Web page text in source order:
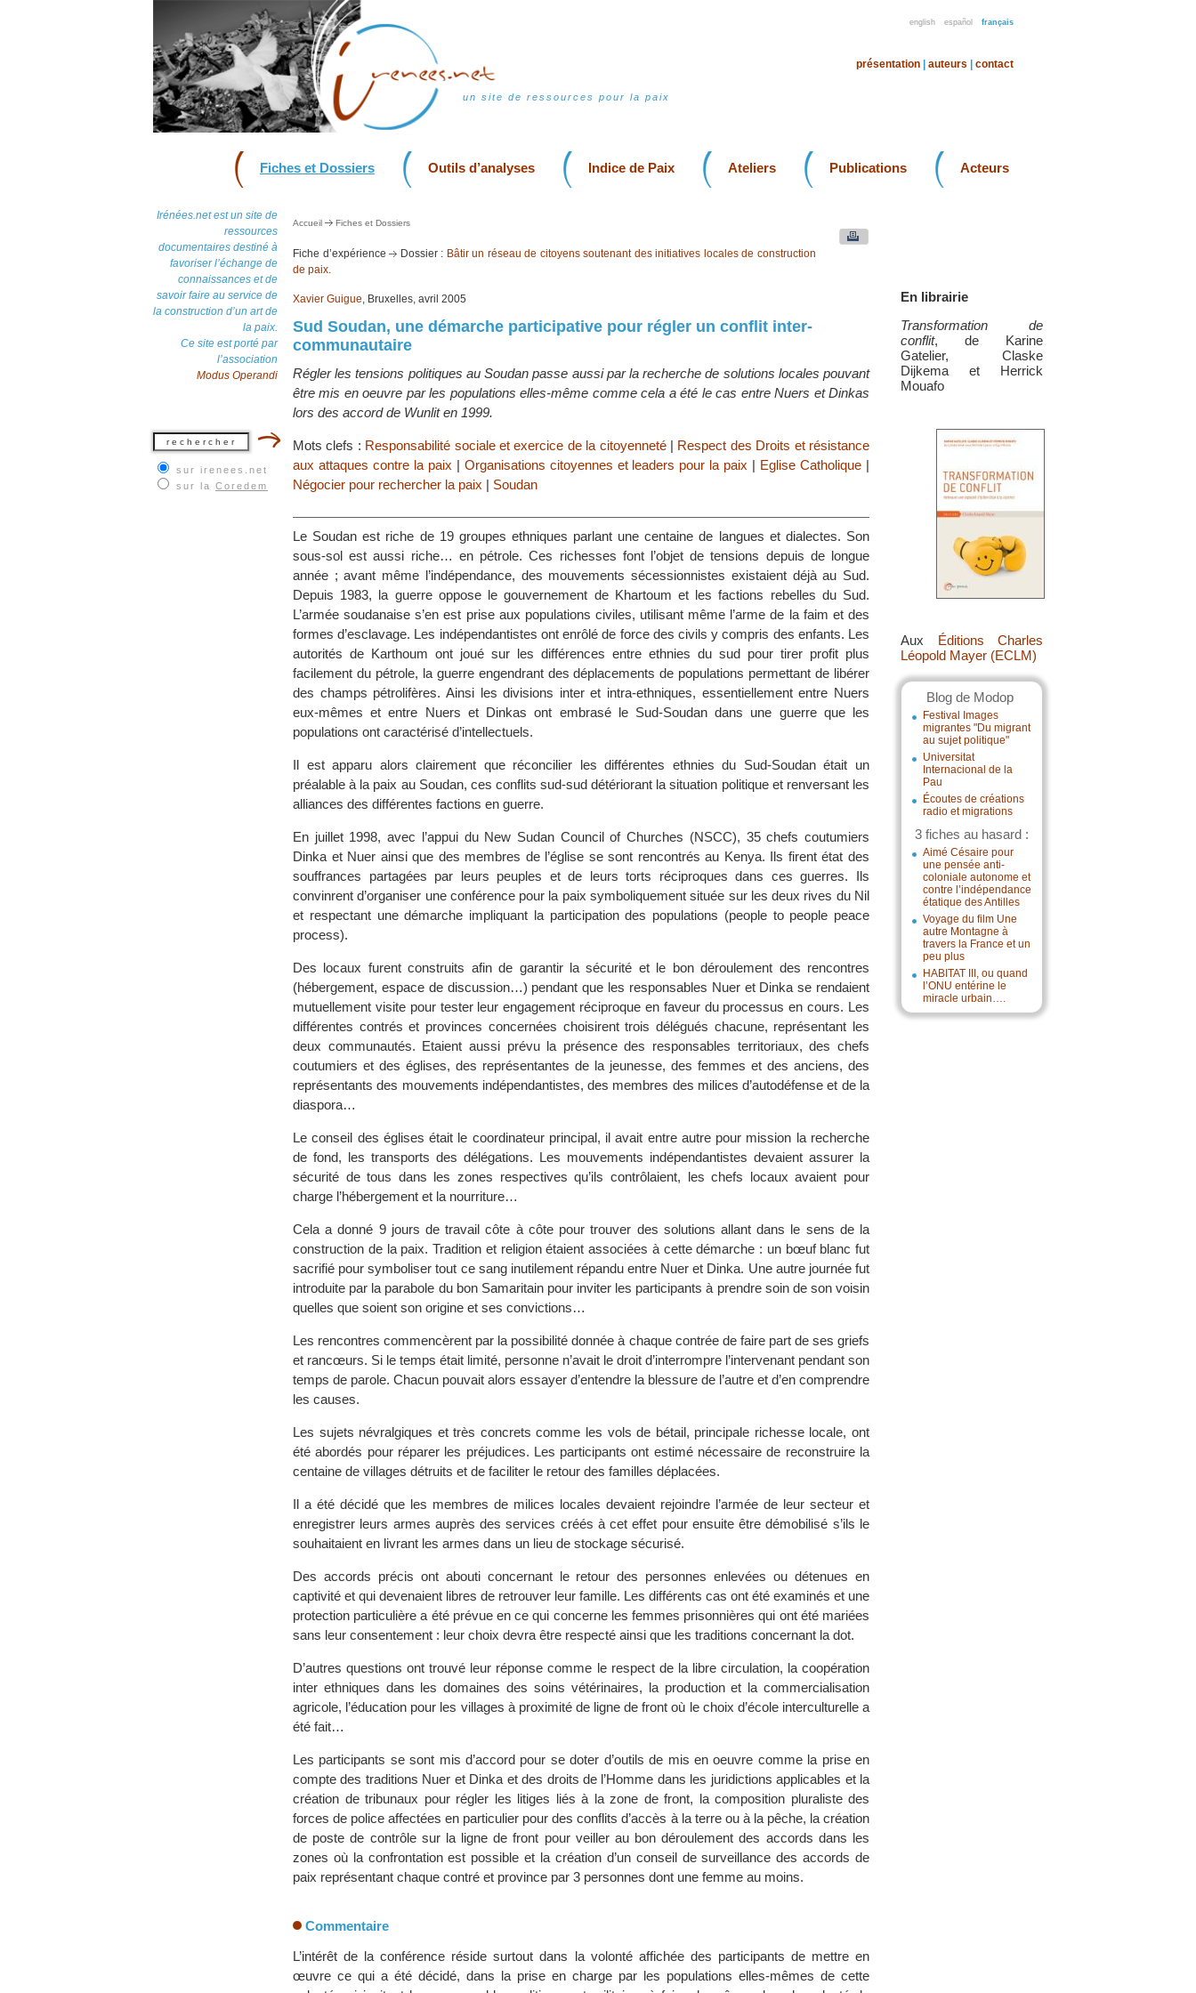
english español français
un site de ressources pour la paix
présentation auteurs contact
Fiches et Dossiers Outils d’analyses Indice de Paix Ateliers Publications Acteurs
Irénées.net est un site de
ressources
documentaires destiné à
favoriser l’échange de
connaissances et de
savoir faire au service de
la construction d’un art de
la paix.
Ce site est porté par
l’association
Modus Operandi
sur irenees.net
sur la Coredem
En librairie
Transformation de
conflit, de Karine
Gatelier, Claske
Dijkema et Herrick
Mouafo
Aux Éditions Charles
Léopold Mayer (ECLM)
Blog de Modop
Festival Images
migrantes "Du migrant
au sujet politique"
Universitat
Internacional de la
Pau
Écoutes de créations
radio et migrations
3 fiches au hasard :
Aimé Césaire pour
une pensée anti-
coloniale autonome et
contre l’indépendance
étatique des Antilles
Voyage du film Une
autre Montagne à
travers la France et un
peu plus
HABITAT III, ou quand
l’ONU entérine le
miracle urbain….
Accueil Fiches et Dossiers
Fiche d’expérience Dossier : Bâtir un réseau de citoyens soutenant des initiatives locales de construction
de paix.
Xavier Guigue, Bruxelles, avril 2005
Sud Soudan, une démarche participative pour régler un conflit inter-
communautaire
Régler les tensions politiques au Soudan passe aussi par la recherche de solutions locales pouvant
être mis en oeuvre par les populations elles-même comme cela a été le cas entre Nuers et Dinkas
lors des accord de Wunlit en 1999.
Mots clefs : Responsabilité sociale et exercice de la citoyenneté| Respect des Droits et résistance
aux attaques contre la paix | Organisations citoyennes et leaders pour la paix | Eglise Catholique |
Négocier pour rechercher la paix | Soudan
Le Soudan est riche de 19 groupes ethniques parlant une centaine de langues et dialectes. Son
sous-sol est aussi riche… en pétrole. Ces richesses font l’objet de tensions depuis de longue
année ; avant même l’indépendance, des mouvements sécessionnistes existaient déjà au Sud.
Depuis 1983, la guerre oppose le gouvernement de Khartoum et les factions rebelles du Sud.
L’armée soudanaise s’en est prise aux populations civiles, utilisant même l’arme de la faim et des
formes d’esclavage. Les indépendantistes ont enrôlé de force des civils y compris des enfants. Les
autorités de Karthoum ont joué sur les différences entre ethnies du sud pour tirer profit plus
facilement du pétrole, la guerre engendrant des déplacements de populations permettant de libérer
des champs pétrolifères. Ainsi les divisions inter et intra-ethniques, essentiellement entre Nuers
eux-mêmes et entre Nuers et Dinkas ont embrasé le Sud-Soudan dans une guerre que les
populations ont caractérisé d’intellectuels.
Il est apparu alors clairement que réconcilier les différentes ethnies du Sud-Soudan était un
préalable à la paix au Soudan, ces conflits sud-sud détériorant la situation politique et renversant les
alliances des différentes factions en guerre.
En juillet 1998, avec l’appui du New Sudan Council of Churches (NSCC), 35 chefs coutumiers
Dinka et Nuer ainsi que des membres de l’église se sont rencontrés au Kenya. Ils firent état des
souffrances partagées par leurs peuples et de leurs torts réciproques dans ces guerres. Ils
convinrent d’organiser une conférence pour la paix symboliquement située sur les deux rives du Nil
et respectant une démarche impliquant la participation des populations (people to people peace
process).
Des locaux furent construits afin de garantir la sécurité et le bon déroulement des rencontres
(hébergement, espace de discussion…) pendant que les responsables Nuer et Dinka se rendaient
mutuellement visite pour tester leur engagement réciproque en faveur du processus en cours. Les
différentes contrés et provinces concernées choisirent trois délégués chacune, représentant les
deux communautés. Etaient aussi prévu la présence des responsables territoriaux, des chefs
coutumiers et des églises, des représentantes de la jeunesse, des femmes et des anciens, des
représentants des mouvements indépendantistes, des membres des milices d’autodéfense et de la
diaspora…
Le conseil des églises était le coordinateur principal, il avait entre autre pour mission la recherche
de fond, les transports des délégations. Les mouvements indépendantistes devaient assurer la
sécurité de tous dans les zones respectives qu’ils contrôlaient, les chefs locaux avaient pour
charge l’hébergement et la nourriture…
Cela a donné 9 jours de travail côte à côte pour trouver des solutions allant dans le sens de la
construction de la paix. Tradition et religion étaient associées à cette démarche : un bœuf blanc fut
sacrifié pour symboliser tout ce sang inutilement répandu entre Nuer et Dinka. Une autre journée fut
introduite par la parabole du bon Samaritain pour inviter les participants à prendre soin de son voisin
quelles que soient son origine et ses convictions…
Les rencontres commencèrent par la possibilité donnée à chaque contrée de faire part de ses griefs
et rancœurs. Si le temps était limité, personne n’avait le droit d’interrompre l’intervenant pendant son
temps de parole. Chacun pouvait alors essayer d’entendre la blessure de l’autre et d’en comprendre
les causes.
Les sujets névralgiques et très concrets comme les vols de bétail, principale richesse locale, ont
été abordés pour réparer les préjudices. Les participants ont estimé nécessaire de reconstruire la
centaine de villages détruits et de faciliter le retour des familles déplacées.
Il a été décidé que les membres de milices locales devaient rejoindre l’armée de leur secteur et
enregistrer leurs armes auprès des services créés à cet effet pour ensuite être démobilisé s’ils le
souhaitaient en livrant les armes dans un lieu de stockage sécurisé.
Des accords précis ont abouti concernant le retour des personnes enlevées ou détenues en
captivité et qui devenaient libres de retrouver leur famille. Les différents cas ont été examinés et une
protection particulière a été prévue en ce qui concerne les femmes prisonnières qui ont été mariées
sans leur consentement : leur choix devra être respecté ainsi que les traditions concernant la dot.
D’autres questions ont trouvé leur réponse comme le respect de la libre circulation, la coopération
inter ethniques dans les domaines des soins vétérinaires, la production et la commercialisation
agricole, l’éducation pour les villages à proximité de ligne de front où le choix d’école interculturelle a
été fait…
Les participants se sont mis d’accord pour se doter d’outils de mis en oeuvre comme la prise en
compte des traditions Nuer et Dinka et des droits de l’Homme dans les juridictions applicables et la
création de tribunaux pour régler les litiges liés à la zone de front, la composition pluraliste des
forces de police affectées en particulier pour des conflits d’accès à la terre ou à la pêche, la création
de poste de contrôle sur la ligne de front pour veiller au bon déroulement des accords dans les
zones où la confrontation est possible et la création d’un conseil de surveillance des accords de
paix représentant chaque contré et province par 3 personnes dont une femme au moins.
Commentaire
L’intérêt de la conférence réside surtout dans la volonté affichée des participants de mettre en
œuvre ce qui a été décidé, dans la prise en charge par les populations elles-mêmes de cette